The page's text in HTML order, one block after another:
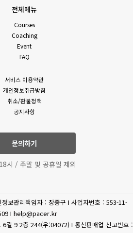
면 등에 고지하거나 전자우편 또는 그
. 다만, 회원에게 불리하게 약관 내용을
30일 이상의 사전 유예기간을 두고
가 개정약관을 공지 또는 통지하면서
의사표시를 하지 않으면 의사표시가
의사표시를 하지 아니한 경우 회원이
봅니다.
관은 법령에 특별한 규정이나 기타
그 적용일자 이전으로 소급하여
언제든지 자유롭게 서비스 이용을
다.
내의 개별 서비스에 대한 별도의 약관
경우 개별 서비스에 대한 이용약관 등이
(선택) 프로필 사진
(필수)성명, 휴대폰 번호,
이메일, 상담내역
있을수 있습니다.)
(필수) 결제기록(상품,
금액) 신용카트, 카드사명,
대전화
(선택) 휴대폰 번호
(필수) 주민등록번호, 주소,
이름
전체메뉴
Courses
Coaching
Event
FAQ
서비스 이용약관
개인정보취급방침
취소/환불정책
공지사항
문의하기
시 / 주말 및 공휴일 제외
보관리책임자 : 장종구 I 사업자번호 : 553-11-
I help@pacer.kr
길 9 2층 244(우:04072) I 통신판매업 신고번호 :